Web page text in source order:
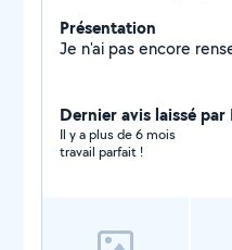
Présentation
Dernier avis laissé
Il y a plus de 6 mois
travail parfait !